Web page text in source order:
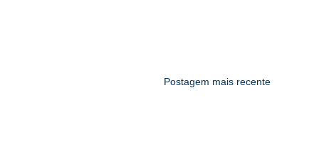
Postagem mais recente